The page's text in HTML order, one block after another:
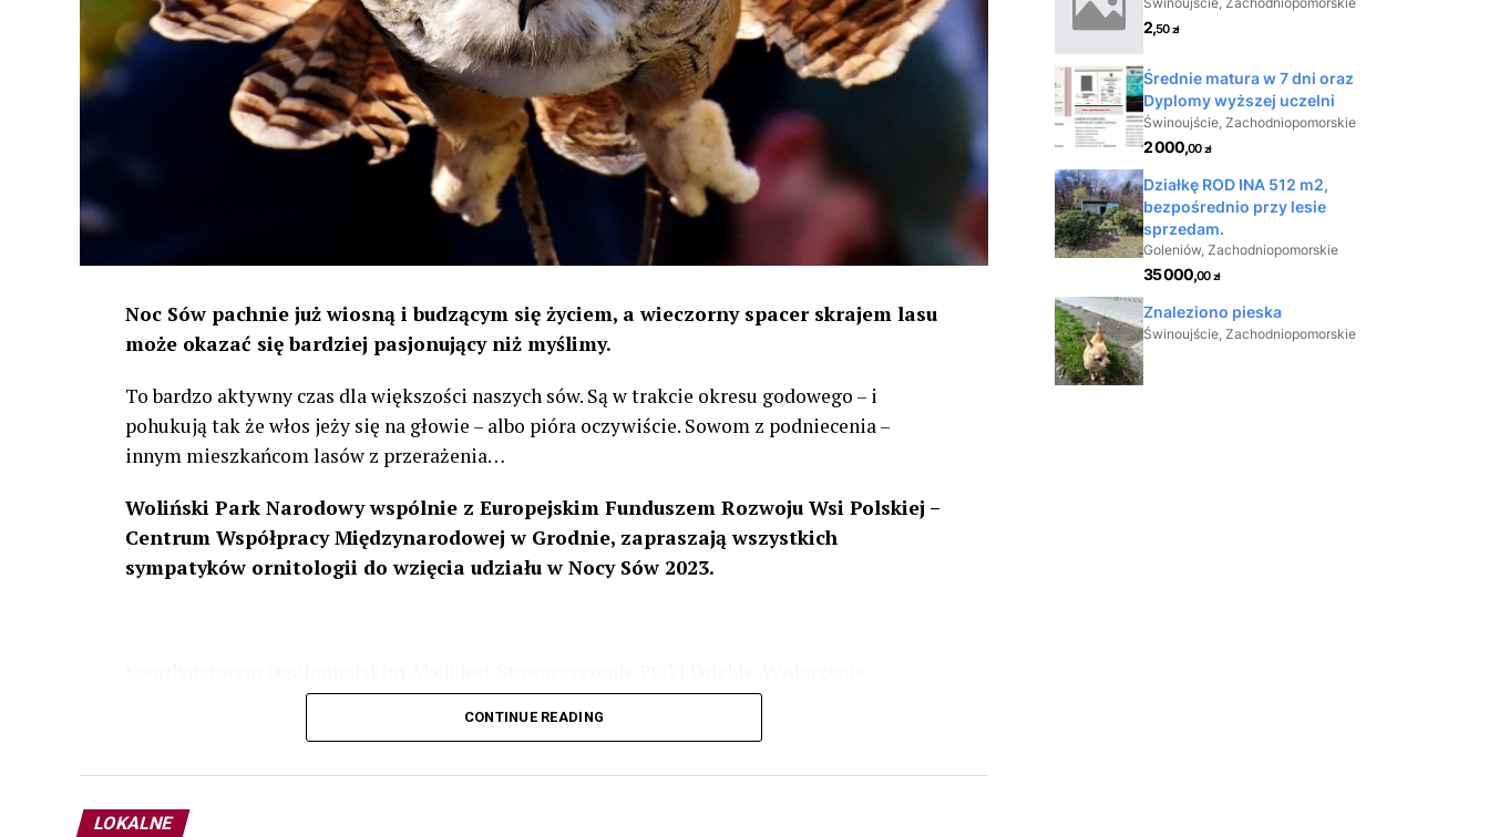
Noc Sów pachnie już wiosną i budzącym się życiem, a wieczorny spacer skrajem lasu
może okazać się bardziej pasjonujący niż myślimy.
To bardzo aktywny czas dla większości naszych sów. Są w trakcie okresu godowego – i
pohukują tak że włos jeży się na głowie – albo pióra oczywiście. Sowom z podniecenia –
innym mieszkańcom lasów z przerażenia…
Woliński Park Narodowy wspólnie z Europejskim Funduszem Rozwoju Wsi Polskiej –
Centrum Współpracy Międzynarodowej w Grodnie, zapraszają wszystkich
sympatyków ornitologii do wzięcia udziału w Nocy Sów 2023.
odbędzie się w dniach24 i 25 lutego 2023 r. wg harmonogramu przedstawionego na
CONTINUE READING
LOKALNE